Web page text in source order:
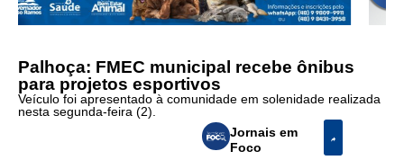
Palhoça: FMEC municipal recebe ônibus
para projetos esportivos
Veículo foi apresentado à comunidade em solenidade realizada
nesta segunda-feira (2).
Jornais em
Foco